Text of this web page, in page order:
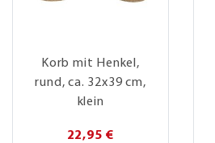
Korb mit Henkel,
rund, ca. 32x39 cm,
klein
22,95 €